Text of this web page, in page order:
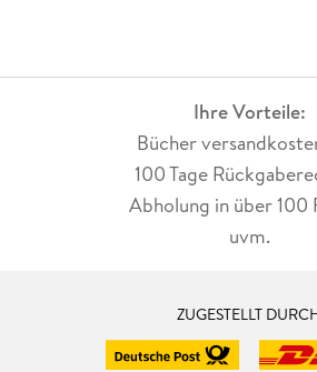
sandammeer. at
»Ein starkes Stück chinesischer
Christiane Hammer, Neue Zürcher
»In der seltsamen Differenz zwischen
dem erschütternd Anderen steckt der
ist die kleine Verschiebung, die die
Ihre Vorteile:
Bücher
100 Tage
Abholung in über 100
uvm.
ZUGESTELLT